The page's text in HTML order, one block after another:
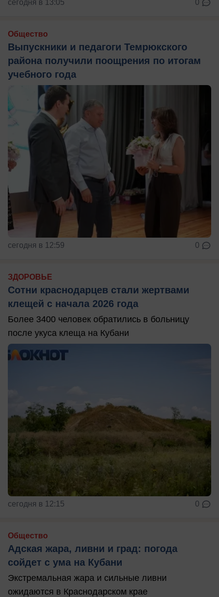
сегодня в 13:05 0
Общество
Выпускники и педагоги Темрюкского
района получили поощрения по итогам
учебного года
сегодня в 12:59 0
ЗДОРОВЬЕ
Сотни краснодарцев стали жертвами
клещей с начала 2026 года
Более 3400 человек обратились в больницу
после укуса клеща на Кубани
сегодня в 12:15 0
Общество
Адская жара, ливни и град: погода
сойдет с ума на Кубани
Экстремальная жара и сильные ливни
ожидаются в Краснодарском крае